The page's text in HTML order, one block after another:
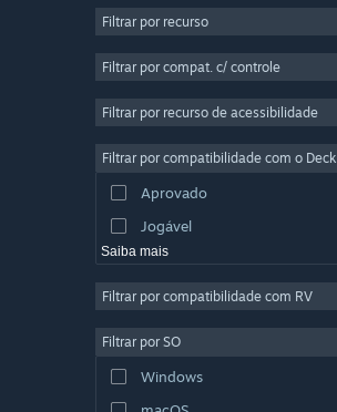
Casual
Simulação
Produção de Vídeo
Edição de Fotos
Filtrar por recurso
Filtrar por compat. c/ controle
Filtrar por recurso de acessibilidade
Filtrar por compatibilidade com o Deck
Aprovado
Jogável
Saiba mais
Filtrar por compatibilidade com RV
Filtrar por SO
Windows